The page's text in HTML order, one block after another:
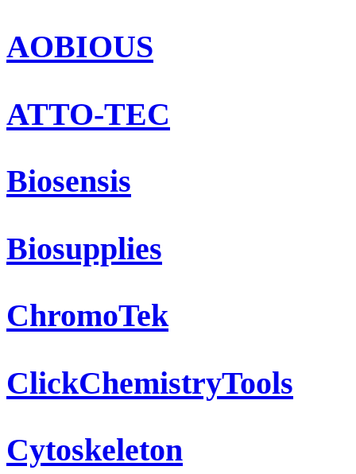
AOBIOUS
ATTO-TEC
Biosensis
Biosupplies
ChromoTek
ClickChemistryTools
Cytoskeleton